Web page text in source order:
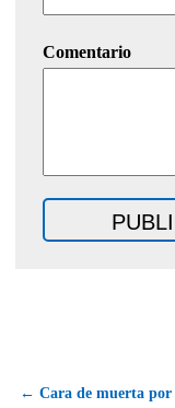
Comentario
← Cara de muerta por